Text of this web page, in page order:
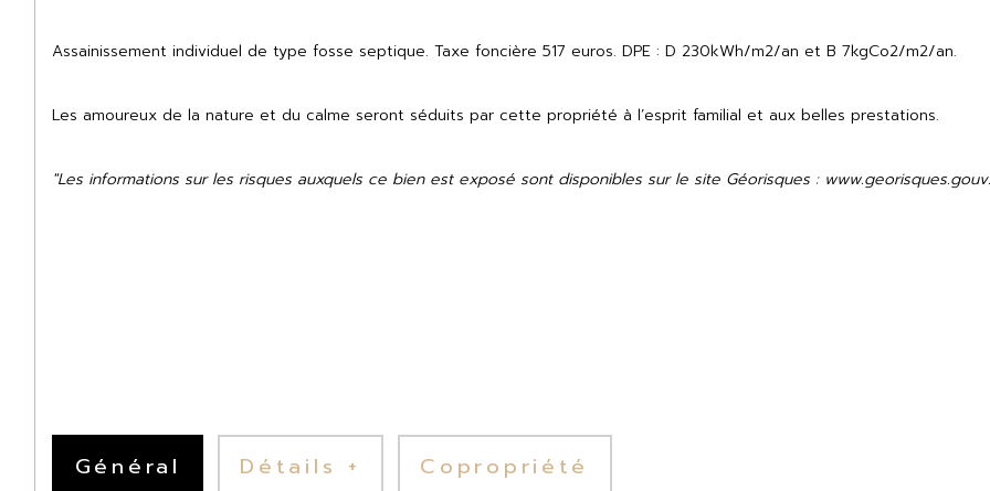
Assainissement individuel de type fosse septique. Taxe foncière 517 euros. DPE : D 230kWh/m2/an et B 7kgCo2/m2/an.
Les amoureux de la nature et du calme seront séduits par cette propriété à l’esprit familial et aux belles prestations.
"Les informations sur les risques auxquels ce bien est exposé sont disponibles sur le site Géorisques :
Général Détails + Copropriété